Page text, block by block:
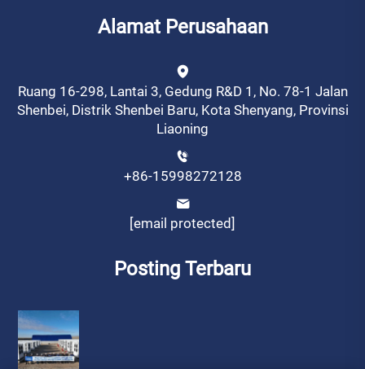
Alamat Perusahaan
Ruang 16-298, Lantai 3, Gedung R&D 1, No. 78-1 Jalan
Shenbei, Distrik Shenbei Baru, Kota Shenyang, Provinsi
Liaoning
+86-15998272128
[email protected]
Posting Terbaru